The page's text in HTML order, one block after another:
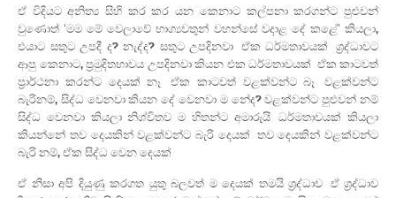
ඒ විදියට අනිත්‍ය සිහි කර කර යන කෙනාට කල්පනා කරගන්ට පුළුවන්
වුණොත් ‘මම මේ වෙලාවේ භාග්‍යවතුන් වහන්සේ වදාළ දේ කළේ’ කියලා,
එයාට සතුට උපදී ද? නැද්ද? සතුට උපදිනවා. ඒක ධර්මතාවයක්. ශ්‍රද්ධාවට
ආපු කෙනාට, ප්‍රමුදිතභාවය උපදිනවා කියන එක ධර්මතාවයක්. ඒක කාටවත්
ප්‍රාර්ථනා කරන්ට දෙයක් නෑ. ඒක කාටවත් වළක්වන්ට බෑ. වළක්වන්ට
බැරිනම්, සිද්ධ වෙනවා කියන දේ වෙනවා ම නේද? වළක්වන්ට පුළුවන් නම්
සිද්ධ වෙනවා කියලා නිශ්චිතව ම හිතන්ට අමාරුයි. ධර්මතාවයක් කියලා
කියන්නේ තව දෙයකින් වළක්වන්ට බැරි දෙයක්. තව දෙයකින් වළක්වන්ට
බැරි නම්, ඒක සිද්ධ වෙන දෙයක්.
ඒ නිසා අපි දියුණු කරගත යුතු බලවත් ම දෙයක් තමයි ශ්‍රද්ධාව. ඒ ශ්‍රද්ධාව